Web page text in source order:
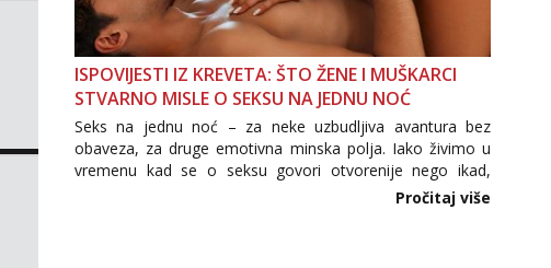
ISPOVIJESTI IZ KREVETA: ŠTO ŽENE I MUŠKARCI
STVARNO MISLE O SEKSU NA JEDNU NOĆ
Seks na jednu noć – za neke uzbudljiva avantura bez
obaveza, za druge emotivna minska polja. Iako živimo u
vremenu kad se o seksu govori otvorenije nego ikad,
tema „jedne noći strasti“ i dalje izaziva burne rasprave. Što
Pročitaj više